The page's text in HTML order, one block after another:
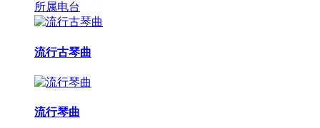
所属电台
流行古琴曲
流行琴曲